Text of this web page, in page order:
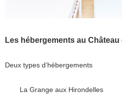
Les hébergements au
Deux types d’hébergements
La Grange aux Hirondelles